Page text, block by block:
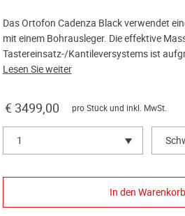
Das Ortofon Cadenza Black verwendet
mit einem Bohrausleger. Die effektive
Tastereinsatz-/Kantileversystems ist
Lesen Sie weiter
€ 3499,00 pro Stück und inkl. MwSt.
1